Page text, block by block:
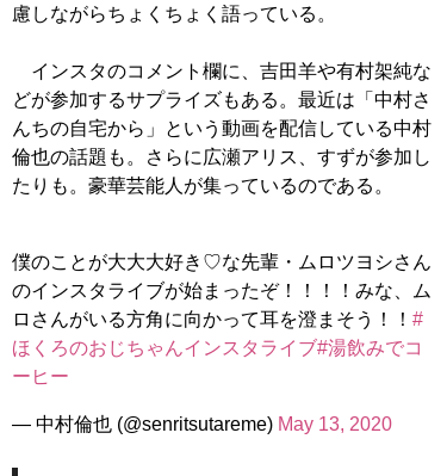
慮しながらちょくちょく語っている。
インスタのコメント欄に、吉田羊や有村架純な
どが参加するサプライズもある。最近は「中村さ
んちの自宅から」という動画を配信している中村
倫也の話題も。さらに広瀬アリス、すずが参加し
たりも。豪華芸能人が集っているのである。
僕のことが大大大好き♡な先輩・ムロツヨシさん
のインスタライブが始まったぞ！！！！みな、ム
ロさんがいる方角に向かって耳を澄まそう！！ #
ほくろのおじちゃんインスタライブ#湯飲みでコ
ーヒー
— 中村倫也 (@senritsutareme) May 13, 2020